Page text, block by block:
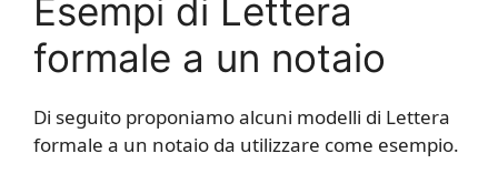
Esempi di Lettera
formale a un notaio
Di seguito proponiamo alcuni modelli di Lettera
formale a un notaio da utilizzare come esempio.